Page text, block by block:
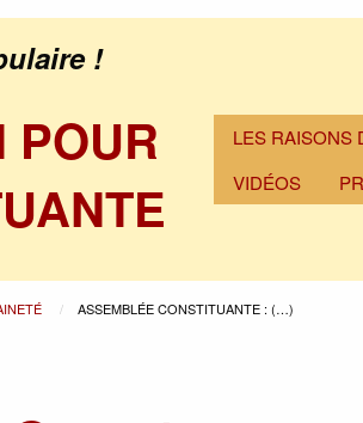
!
POUR
LES RAISONS
VIDÉOS
ASSEMBLÉE CONSTITUANTE : (…)